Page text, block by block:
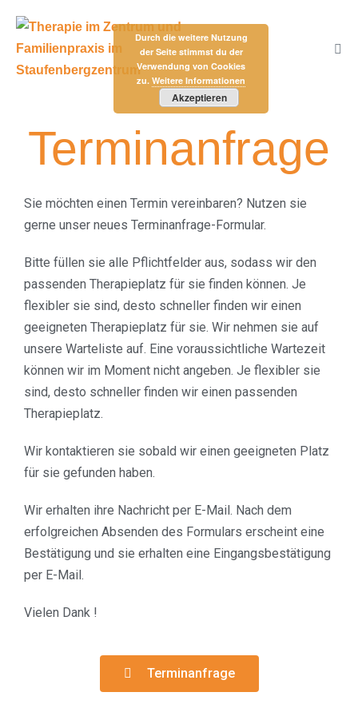
Terminanfrage
Sie möchten einen Termin vereinbaren? Nutzen sie
gerne unser neues Terminanfrage-Formular.
Bitte füllen sie alle Pflichtfelder aus, sodass wir den
passenden Therapieplatz für sie finden können. Je
flexibler sie sind, desto schneller finden wir einen
geeigneten Therapieplatz für sie. Wir nehmen sie auf
unsere Warteliste auf. Eine voraussichtliche Wartezeit
können wir im Moment nicht angeben. Je flexibler sie
sind, desto schneller finden wir einen passenden
Therapieplatz.
Wir kontaktieren sie sobald wir einen geeigneten Platz
für sie gefunden haben.
Wir erhalten ihre Nachricht per E-Mail. Nach dem
erfolgreichen Absenden des Formulars erscheint eine
Bestätigung und sie erhalten eine Eingangsbestätigung
per E-Mail.
Vielen Dank !
Terminanfrage
Durch die weitere Nutzung
der Seite stimmst du der
Verwendung von Cookies
zu. Weitere Informationen
Akzeptieren